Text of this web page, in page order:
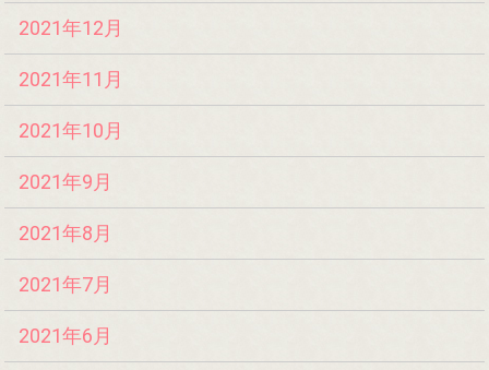
2021年12月
2021年11月
2021年10月
2021年9月
2021年8月
2021年7月
2021年6月